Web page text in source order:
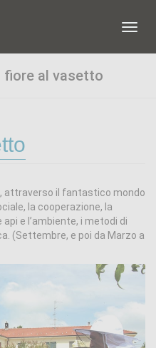
fiore al vasetto
attraverso il fantastico mondo
la cooperazione, la
e l’ambiente, i metodi di
(Settembre, e poi da Marzo a